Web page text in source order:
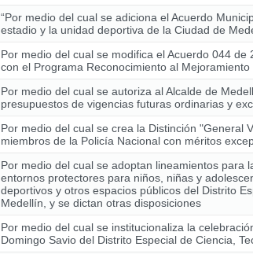
“Por medio del cual se adiciona el Acuerdo
estadio y la unidad deportiva de la Ciudad de
Por medio del cual se modifica el Acuerdo 044
con el Programa Reconocimiento al
Por medio del cual se autoriza al Alcalde de
presupuestos de vigencias futuras ordinarias y
Por medio del cual se crea la Distinción "General
miembros de la Policía Nacional con méritos
Por medio del cual se adoptan lineamientos para
entornos protectores para niños, niñas y
deportivos y otros espacios públicos del Distrito
Medellín, y se dictan otras disposiciones
Por medio del cual se institucionaliza la
Domingo Savio del Distrito Especial de Ciencia,